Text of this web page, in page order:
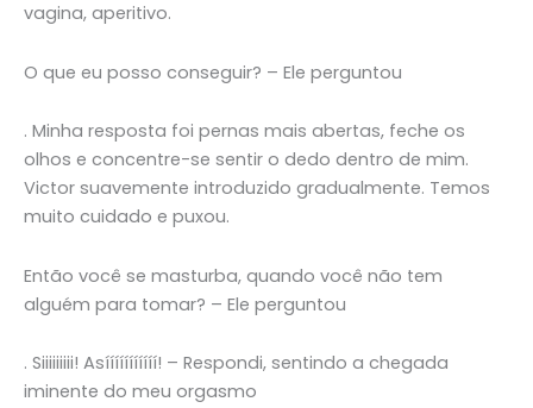
vagina, aperitivo.
O que eu posso conseguir? – Ele perguntou
. Minha resposta foi pernas mais abertas, feche os
olhos e concentre-se sentir o dedo dentro de mim.
Victor suavemente introduzido gradualmente. Temos
muito cuidado e puxou.
Então você se masturba, quando você não tem
alguém para tomar? – Ele perguntou
. Siiiiiiiii! Asííííííííííí! – Respondi, sentindo a chegada
iminente do meu orgasmo